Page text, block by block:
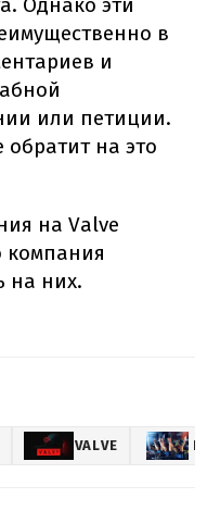
в
и
или петиции.
на это
на Valve
компания
на них.
VALVE